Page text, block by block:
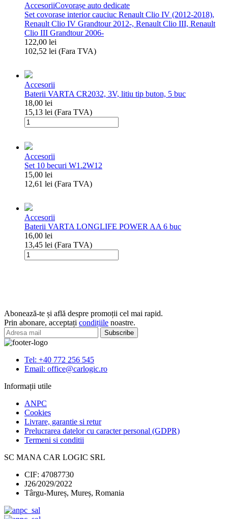
AccesoriiCovorașe auto dedicate
Set covorase interior cauciuc Renault Clio IV (2012-2018),
Renault Clio IV Grandtour 2012-, Renault Clio III, Renault
Clio III Grandtour 2006-
122,00 lei
102,52 lei (Fara TVA)
Set
covorase
interior
cauciuc
Renault
Clio
IV
2018),
Renault
Clio
IV
Grandtour
2012-,
Clio
III,
Renault
Clio
III
Grandtour
2006-
Accesorii
Baterii VARTA CR2032, 3V, litiu tip buton, 5 buc
18,00 lei
15,13 lei (Fara TVA)
Cantitate
Baterii
CR2032,
3V,
litiu
tip
buton,
buc
Accesorii
Set 10 becuri W1.2W12
15,00 lei
12,61 lei (Fara TVA)
Set
10
becuri
W1.2W12
Accesorii
Baterii VARTA LONGLIFE POWER AA 6 buc
16,00 lei
13,45 lei (Fara TVA)
Cantitate
Baterii
buc
Abonează-te și află despre promoții cel mai rapid.
Prin abonare, acceptați condițiile noastre.
Tel: +40 772 256 545
Email: office@carlogic.ro
Informații utile
ANPC
Cookies
Livrare, garantie si retur
Prelucrarea datelor cu caracter personal (GDPR)
Termeni si conditii
SC MANA CAR LOGIC SRL
CIF: 47087730
J26/2029/2022
Târgu-Mureș, Mureș, Romania